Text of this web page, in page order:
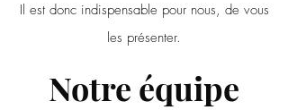
Il est donc indispensable pour nous, de vous
les présenter.
Notre équipe